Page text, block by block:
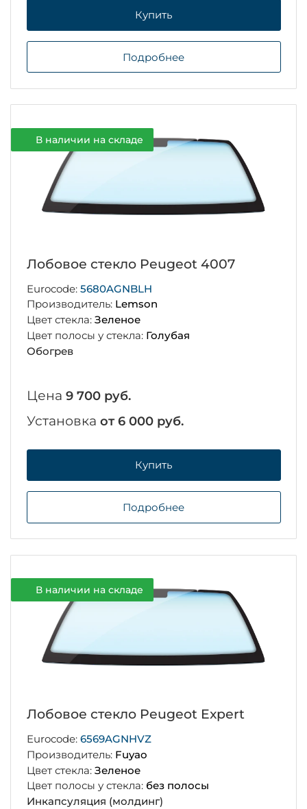
Купить
Подробнее
В наличии на складе
Лобовое стекло Peugeot 4007
Eurocode: 5680AGNBLH
Производитель: Lemson
Цвет стекла: Зеленое
Цвет полосы у стекла: Голубая
Обогрев
Цена 9 700 руб.
Установка от 6 000 руб.
Купить
Подробнее
В наличии на складе
Лобовое стекло Peugeot Expert
Eurocode: 6569AGNHVZ
Производитель: Fuyao
Цвет стекла: Зеленое
Цвет полосы у стекла: без полосы
Инкапсуляция (молдинг)